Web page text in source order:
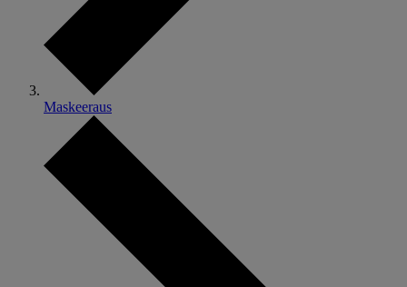
Maskeeraus